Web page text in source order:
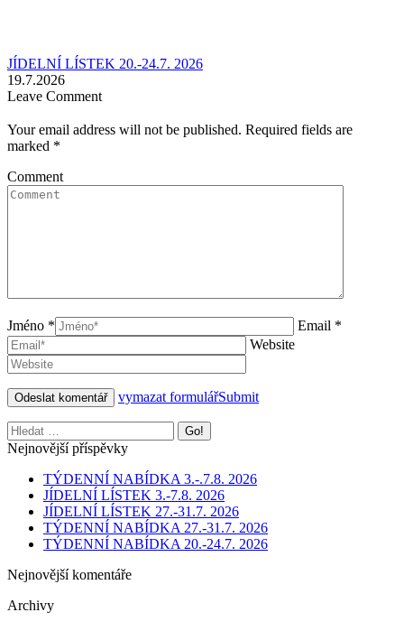
JÍDELNÍ LÍSTEK 20.-24.7. 2026
19.7.2026
Leave Comment
Your email address will not be published. Required fields are
marked *
Comment
Jméno *
Email *
Website
vymazat formulářSubmit
Nejnovější příspěvky
TÝDENNÍ NABÍDKA 3.-.7.8. 2026
JÍDELNÍ LÍSTEK 3.-7.8. 2026
JÍDELNÍ LÍSTEK 27.-31.7. 2026
TÝDENNÍ NABÍDKA 27.-31.7. 2026
TÝDENNÍ NABÍDKA 20.-24.7. 2026
Nejnovější komentáře
Archivy